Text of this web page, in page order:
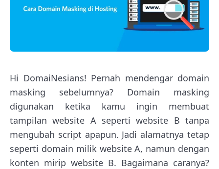
Hi DomaiNesians! Pernah mendengar domain
masking sebelumnya? Domain masking
digunakan ketika kamu ingin membuat
tampilan website A seperti website B tanpa
mengubah script apapun. Jadi alamatnya tetap
seperti domain milik website A, namun dengan
konten mirip website B. Bagaimana caranya?